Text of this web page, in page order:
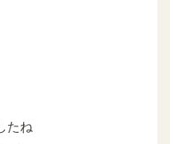
たね